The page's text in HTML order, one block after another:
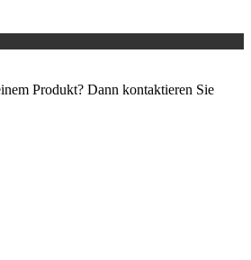
und 10 % auf den ersten
– nur gültig im Webshop.
Produkt? Dann kontaktieren Sie